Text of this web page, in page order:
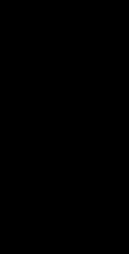
ร์ริ่ง แต่ยังไม่แน่ใจ
อย่างไร และจำเป็น
าเพื่อให้สวมใส่ได้
และคอ รวมถึงช่วย
อกหมวกกันน็อคที่